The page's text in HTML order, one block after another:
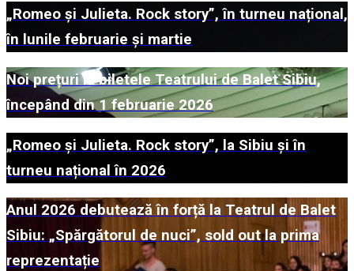
„Romeo și Julieta. Rock story”, în turneu național,
în lunile februarie și martie
Noi prețuri la biletele Teatrului de Balet Sibiu,
începând din 1 februarie 2026
„Romeo și Julieta. Rock story”, la Sibiu și în
turneu național în 2026
Anul 2026 debutează în forță la Teatrul de Balet
Sibiu: „Spărgătorul de nuci”, sold out la prima
reprezentație